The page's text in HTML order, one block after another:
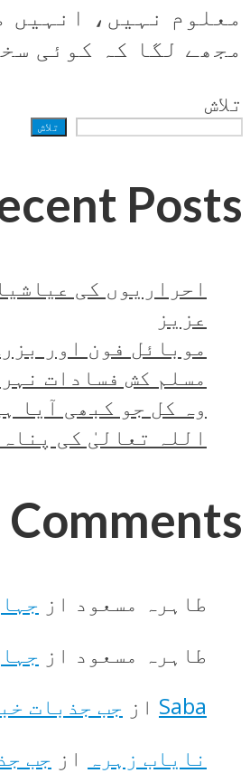
معلوم نہیں، انہیں
مجھے لگا کہ کوئی
تلاش
تلاش
Posts
احراریوں کی
عزیز
موبائل فون اور
مسلم کش فسادات نہرو،
وہ کل جو کبھی آیا
اللہ تعالیٰ کی
طاہرہ مسعود از
طاہرہ مسعود از
Saba از جب جذبات
نایاب زہرہ از جب